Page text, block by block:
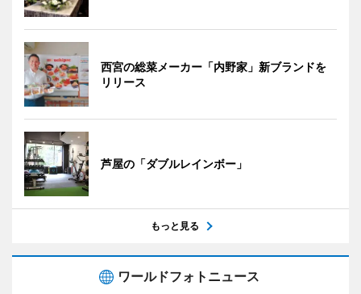
西宮の総菜メーカー「内野家」新ブランドを
リリース
芦屋の「ダブルレインボー」
もっと見る
ワールドフォトニュース